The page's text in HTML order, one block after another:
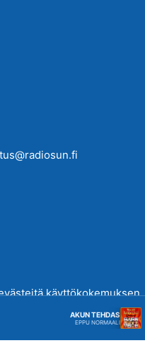
käyttökokemuksen
täällä.
AKUN TEHDAS
EPPU NORMAALI